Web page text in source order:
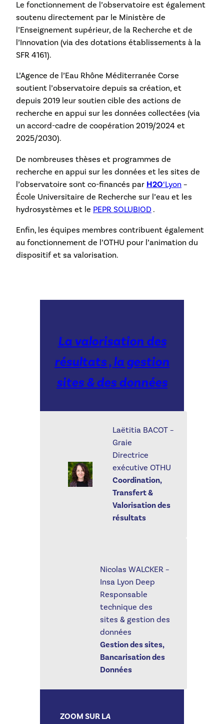
Le fonctionnement de l’observatoire est également
soutenu directement par le Ministère de
l’Enseignement supérieur, de la Recherche et de
l’Innovation (via des dotations établissements à la
SFR 4161).
L’Agence de l’Eau Rhône Méditerranée Corse
soutient l’observatoire depuis sa création, et
depuis 2019 leur soutien cible des actions de
recherche en appui sur les données collectées (via
un accord-cadre de coopération 2019/2024 et
2025/2030).
De nombreuses thèses et programmes de
recherche en appui sur les données et les sites de
l’observatoire sont co-financés par H2O‘Lyon –
École Universitaire de Recherche sur l’eau et les
hydrosystèmes et le PEPR SOLUBIOD .
Enfin, les équipes membres contribuent également
au fonctionnement de l’OTHU pour l’animation du
dispositif et sa valorisation.
La valorisation des
résultats , la gestion
sites & des données
Laëtitia BACOT –
Graie
Directrice
exécutive OTHU
Coordination,
Transfert &
Valorisation des
résultats
Nicolas WALCKER –
Insa Lyon Deep
Responsable
technique des
sites & gestion des
données
Gestion des sites,
Bancarisation des
Données
ZOOM SUR LA